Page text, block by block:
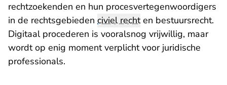
rechtzoekenden en hun procesvertegenwoordigers
in de rechtsgebieden civiel rechten bestuursrecht.
Digitaal procederen is vooralsnog vrijwillig, maar
wordt op enig moment verplicht voor juridische
professionals.